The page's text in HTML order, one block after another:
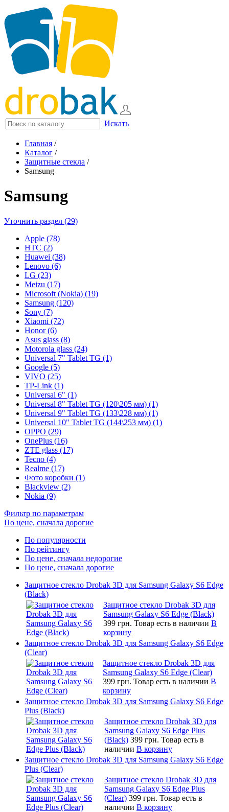
Искать
Главная /
Каталог /
Защитные стекла /
Samsung
Samsung
Уточнить раздел (29)
Apple (78)
HTC (2)
Huawei (38)
Lenovo (6)
LG (23)
Meizu (17)
Microsoft (Nokia) (19)
Samsung (120)
Sony (7)
Xiaomi (72)
Honor (6)
Asus glass (8)
Motorola glass (24)
Universal 7" Tablet TG (1)
Google (5)
VIVO (25)
TP-Link (1)
Universal 6" (1)
Universal 8" Tablet TG (120\205 мм) (1)
Universal 9" Tablet TG (133\228 мм) (1)
Universal 10" Tablet TG (144\253 мм) (1)
OPPO (29)
OnePlus (16)
ZTE glass (17)
Tecno (4)
Realme (17)
Фото коробки (1)
Blackview (2)
Nokia (9)
Фильтр по параметрам
По цене, сначала дорогие
По популярности
По рейтингу
По цене, сначала недорогие
По цене, сначала дорогие
Защитное стекло Drobak 3D для Samsung Galaxy S6 Edge
(Black)
Защитное стекло Drobak 3D для
Samsung Galaxy S6 Edge (Black)
399 грн. Товар есть в наличии В
корзину
Защитное стекло Drobak 3D для Samsung Galaxy S6 Edge
(Clear)
Защитное стекло Drobak 3D для
Samsung Galaxy S6 Edge (Clear)
399 грн. Товар есть в наличии В
корзину
Защитное стекло Drobak 3D для Samsung Galaxy S6 Edge
Plus (Black)
Защитное стекло Drobak 3D для
Samsung Galaxy S6 Edge Plus
(Black) 399 грн. Товар есть в
наличии В корзину
Защитное стекло Drobak 3D для Samsung Galaxy S6 Edge
Plus (Clear)
Защитное стекло Drobak 3D для
Samsung Galaxy S6 Edge Plus
(Clear) 399 грн. Товар есть в
наличии В корзину